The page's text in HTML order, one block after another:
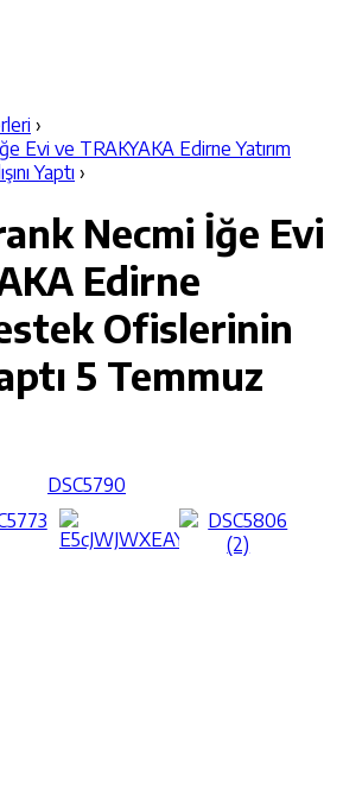
›
Evi ve TRAKYAKA Edirne Yatırım
Yaptı ›
Necmi İğe Evi
Edirne
Ofislerinin
5 Temmuz